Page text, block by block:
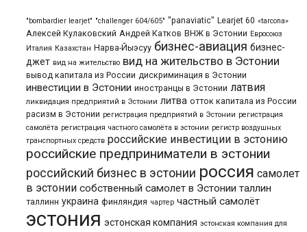
"bombardier learjet" "challenger 604/605" "panaviatic" Learjet 60 «tarcona»
Алексей Кулаковский Андрей Катков ВНЖ в Эстонии Евросоюз
Италия Казахстан Нарва-Йыэсуу бизнес-авиация бизнес-
джет вид на жительство вид на жительство в Эстонии
вывод капитала из России дискриминация в Эстонии
инвестиции в Эстонии иностранцы в Эстонии латвия
ликвидация предприятий в Эстонии литва отток капитала из России
расизм в Эстонии регистрация предприятий в Эстонии регистрация
самолёта регистрация частного самолёта в эстонии регистр воздушных
транспортных средств российские инвестиции в эстонию
российские предприниматели в эстонии
российский бизнес в эстонии россия самолет
в эстонии собственный самолет в Эстонии таллин
таллинн украина финляндия чартер частный самолёт
эстония эстонская компания эстонская компания для